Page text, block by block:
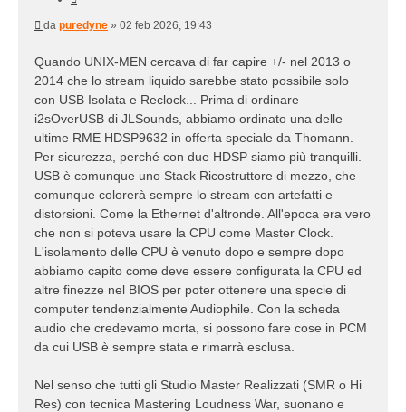
Messaggio
da puredyne » 02 feb 2026, 19:43
Quando UNIX-MEN cercava di far capire +/- nel 2013 o
2014 che lo stream liquido sarebbe stato possibile solo
con USB Isolata e Reclock... Prima di ordinare
i2sOverUSB di JLSounds, abbiamo ordinato una delle
ultime RME HDSP9632 in offerta speciale da Thomann.
Per sicurezza, perché con due HDSP siamo più tranquilli.
USB è comunque uno Stack Ricostruttore di mezzo, che
comunque colorerà sempre lo stream con artefatti e
distorsioni. Come la Ethernet d'altronde. All'epoca era vero
che non si poteva usare la CPU come Master Clock.
L'isolamento delle CPU è venuto dopo e sempre dopo
abbiamo capito come deve essere configurata la CPU ed
altre finezze nel BIOS per poter ottenere una specie di
computer tendenzialmente Audiophile. Con la scheda
audio che credevamo morta, si possono fare cose in PCM
da cui USB è sempre stata e rimarrà esclusa.
Nel senso che tutti gli Studio Master Realizzati (SMR o Hi
Res) con tecnica Mastering Loudness War, suonano e